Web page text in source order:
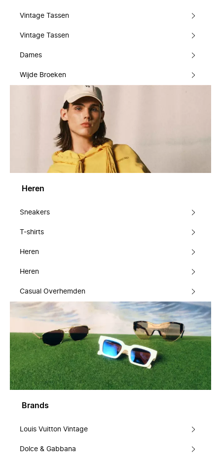
Vintage Tassen
Vintage Tassen
Dames
Wijde Broeken
Heren
Sneakers
T-shirts
Heren
Heren
Casual Overhemden
Brands
Louis Vuitton Vintage
Dolce & Gabbana